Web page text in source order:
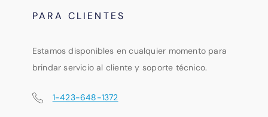
PARA CLIENTES
Estamos disponibles en cualquier momento para
brindar servicio al cliente y soporte técnico.
1-423-648-1372